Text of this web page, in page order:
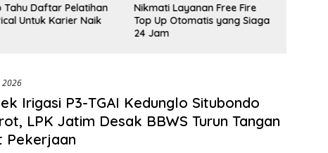
Tahu Daftar Pelatihan
Untuk Karier Naik
Nikmati Layanan Free Fire
Top Up Otomatis yang Siaga
24 Jam
2026
Irigasi P3-TGAI Kedunglo Situbondo
LPK Jatim Desak BBWS Turun Tangan
Pekerjaan